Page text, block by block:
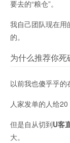
要去的“粮仓”。
我自己团队现在用
的。
为什么推荐你死
以前我也傻乎乎的
人家发单的人给
但是自从切到U客
大。